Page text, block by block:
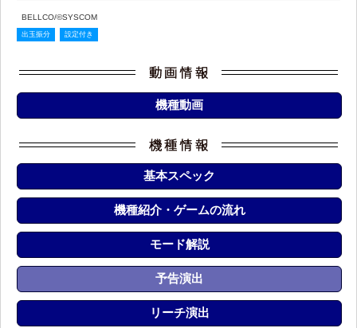
BELLCO/©SYSCOM
出玉振分 設定付き
機種動画
基本スペック
機種紹介・ゲームの流れ
モード解説
予告演出
リーチ演出